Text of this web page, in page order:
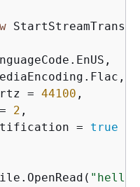
=
44100 ,
2 ,
=
true